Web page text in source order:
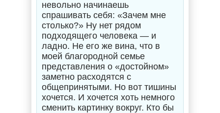
невольно начинаешь
спрашивать себя: «Зачем мне
столько?» Ну нет рядом
подходящего человека — и
ладно. Не его же вина, что в
моей благородной семье
представления о «достойном»
заметно расходятся с
общепринятыми. Но вот тишины
хочется. И хочется хоть немного
сменить картинку вокруг. Кто бы